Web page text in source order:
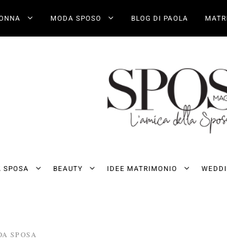
MODA SPOSO BLOG DI PAOLA
SPOSA BEAUTY IDEE MATRIMONIO
SPOSA